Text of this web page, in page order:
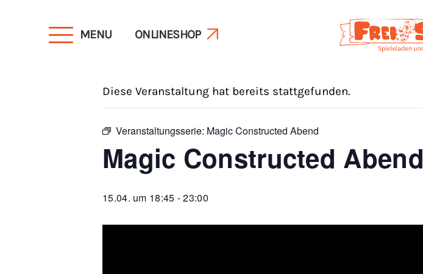
MENU ONLINESHOP
Diese Veranstaltung hat bereits stattgefunden.
Veranstaltungsserie: Magic Constructed Abend
Magic Constructed Abend
15.04. um 18:45 -23:00